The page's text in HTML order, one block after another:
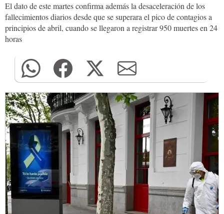
El dato de este martes confirma además la desaceleración de los
fallecimientos diarios desde que se superara el pico de contagios a
principios de abril, cuando se llegaron a registrar 950 muertes en 24
horas